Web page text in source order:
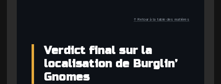
↑ Retour à la table des matières
Verdict final sur la
localisation de Burglin’
Gnomes